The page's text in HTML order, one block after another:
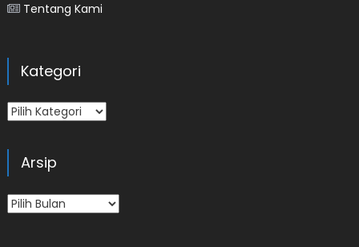
Tentang Kami
Kategori
Kategori
Arsip
Arsip